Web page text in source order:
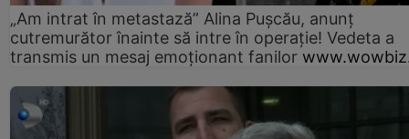
„Am intrat în metastază” Alina Pușcău, anunț
cutremurător înainte să intre în operație! Vedeta a
transmis un mesaj emoționant fanilor